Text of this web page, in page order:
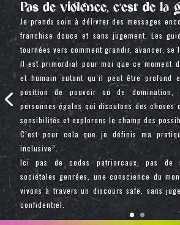
Pas de violence, c’est de la
Je prends soin à délivrer des messages
franchise douce et sans jugement. Les
tournées vers comment grandir, avancer, se
Il est primordial pour moi que ce moment
et humain autant qu’il peut être profond
position de pouvoir ou de domination,
personnes égales qui discutons des choses
sensibilités et explorons le champ des
C’est pour cela que je définis ma
inclusive”.
Ici pas de codes patriarcaux, pas de
sociétales genrées, une conscience du
vivons à travers un discours safe, sans
confidentiel.